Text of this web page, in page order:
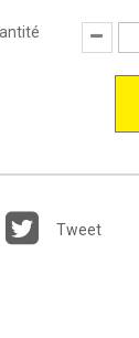
Tweet